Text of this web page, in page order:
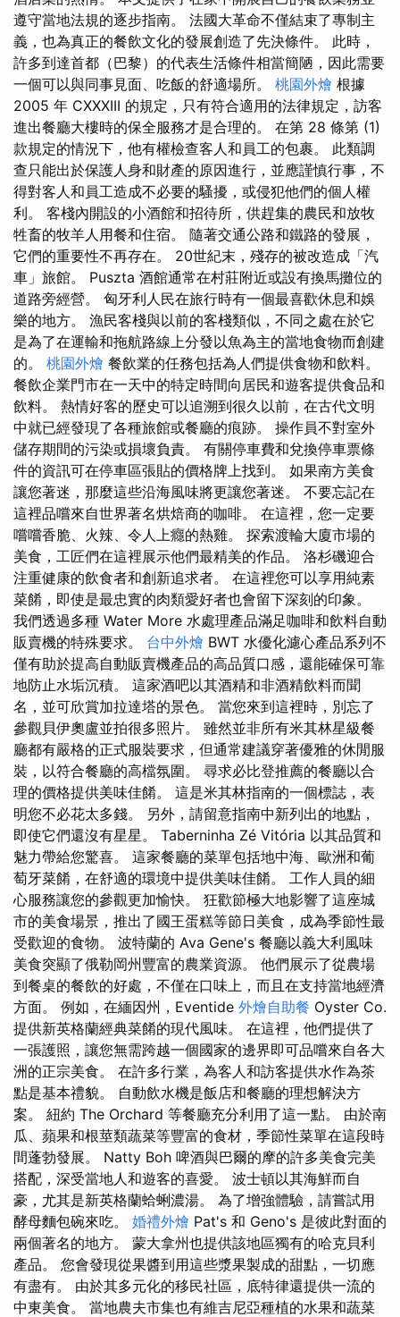
遵守當地法規的逐步指南。 法國大革命不僅結束了專制主
義，也為真正的餐飲文化的發展創造了先決條件。 此時，
許多到達首都（巴黎）的代表生活條件相當簡陋，因此需要
一個可以與同事見面、吃飯的舒適場所。 桃園外燴 根據
2005 年 CXXXIII 的規定，只有符合適用的法律規定，訪客
進出餐廳大樓時的保全服務才是合理的。 在第 28 條第 (1)
款規定的情況下，他有權檢查客人和員工的包裹。 此類調
查只能出於保護人身和財產的原因進行，並應謹慎行事，不
得對客人和員工造成不必要的騷擾，或侵犯他們的個人權
利。 客棧內開設的小酒館和招待所，供趕集的農民和放牧
牲畜的牧羊人用餐和住宿。 隨著交通公路和鐵路的發展，
它們的重要性不再存在。 20世紀末，殘存的被改造成「汽
車」旅館。 Puszta 酒館通常在村莊附近或設有換馬攤位的
道路旁經營。 匈牙利人民在旅行時有一個最喜歡休息和娛
樂的地方。 漁民客棧與以前的客棧類似，不同之處在於它
是為了在運輸和拖航路線上分發以魚為主的當地食物而創建
的。 桃園外燴 餐飲業的任務包括為人們提供食物和飲料。
餐飲企業門市在一天中的特定時間向居民和遊客提供食品和
飲料。 熱情好客的歷史可以追溯到很久以前，在古代文明
中就已經發現了各種旅館或餐廳的痕跡。 操作員不對室外
儲存期間的污染或損壞負責。 有關停車費和兌換停車票條
件的資訊可在停車區張貼的價格牌上找到。 如果南方美食
讓您著迷，那麼這些沿海風味將更讓您著迷。 不要忘記在
這裡品嚐來自世界著名烘焙商的咖啡。 在這裡，您一定要
嚐嚐香脆、火辣、令人上癮的熱雞。 探索渡輪大廈市場的
美食，工匠們在這裡展示他們最精美的作品。 洛杉磯迎合
注重健康的飲食者和創新追求者。 在這裡您可以享用純素
菜餚，即使是最忠實的肉類愛好者也會留下深刻的印象。
我們透過多種 Water More 水處理產品滿足咖啡和飲料自動
販賣機的特殊要求。 台中外燴 BWT 水優化濾心產品系列不
僅有助於提高自動販賣機產品的高品質口感，還能確保可靠
地防止水垢沉積。 這家酒吧以其酒精和非酒精飲料而聞
名，並可欣賞加拉達塔的景色。 當您來到這裡時，別忘了
參觀貝伊奧盧並拍很多照片。 雖然並非所有米其林星級餐
廳都有嚴格的正式服裝要求，但通常建議穿著優雅的休閒服
裝，以符合餐廳的高檔氛圍。 尋求必比登推薦的餐廳以合
理的價格提供美味佳餚。 這是米其林指南的一個標誌，表
明您不必花太多錢。 另外，請留意指南中新列出的地點，
即使它們還沒有星星。 Taberninha Zé Vitória 以其品質和
魅力帶給您驚喜。 這家餐廳的菜單包括地中海、歐洲和葡
萄牙菜餚，在舒適的環境中提供美味佳餚。 工作人員的細
心服務讓您的參觀更加愉快。 狂歡節極大地影響了這座城
市的美食場景，推出了國王蛋糕等節日美食，成為季節性最
受歡迎的食物。 波特蘭的 Ava Gene's 餐廳以義大利風味
美食突顯了俄勒岡州豐富的農業資源。 他們展示了從農場
到餐桌的餐飲的好處，不僅在口味上，而且在支持當地經濟
方面。 例如，在緬因州，Eventide 外燴自助餐 Oyster Co.
提供新英格蘭經典菜餚的現代風味。 在這裡，他們提供了
一張護照，讓您無需跨越一個國家的邊界即可品嚐來自各大
洲的正宗美食。 在許多行業，為客人和訪客提供水作為茶
點是基本禮貌。 自動飲水機是飯店和餐廳的理想解決方
案。 紐約 The Orchard 等餐廳充分利用了這一點。 由於南
瓜、蘋果和根莖類蔬菜等豐富的食材，季節性菜單在這段時
間蓬勃發展。 Natty Boh 啤酒與巴爾的摩的許多美食完美
搭配，深受當地人和遊客的喜愛。 波士頓以其海鮮而自
豪，尤其是新英格蘭蛤蜊濃湯。 為了增強體驗，請嘗試用
酵母麵包碗來吃。 婚禮外燴 Pat's 和 Geno's 是彼此對面的
兩個著名的地方。 蒙大拿州也提供該地區獨有的哈克貝利
產品。 您會發現從果醬到用這些漿果製成的甜點，一切應
有盡有。 由於其多元化的移民社區，底特律還提供一流的
中東美食。 當地農夫市集也有維吉尼亞種植的水果和蔬菜